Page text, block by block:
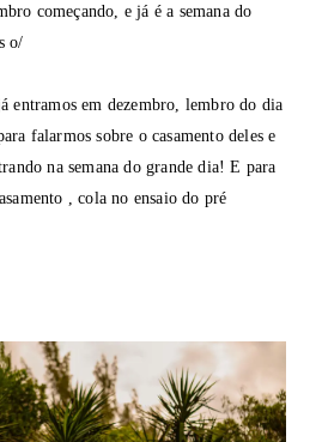
começando, e já é a semana do
o/
entramos em dezembro, lembro do dia
falarmos sobre o casamento deles e
na semana do grande dia! E para
, cola no ensaio do pré